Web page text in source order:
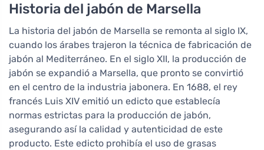
Historia del jabón de Marsella
La historia del jabón de Marsella se remonta al siglo IX,
cuando los árabes trajeron la técnica de fabricación de
jabón al Mediterráneo. En el siglo XII, la producción de
jabón se expandió a Marsella, que pronto se convirtió
en el centro de la industria jabonera. En 1688, el rey
francés Luis XIV emitió un edicto que establecía
normas estrictas para la producción de jabón,
asegurando así la calidad y autenticidad de este
producto. Este edicto prohibía el uso de grasas